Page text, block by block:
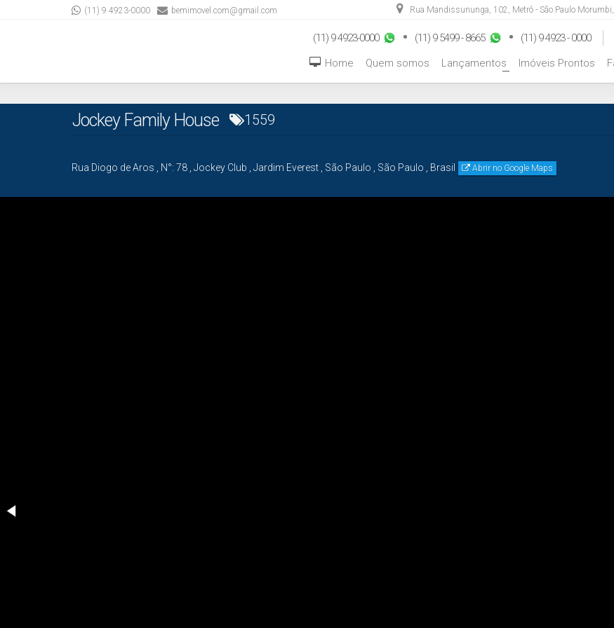
Rua Mandissununga, 102, Metrô - São Paulo Morumbi,
(11) 9 4923-0000 bemimovel.com@gmail.com
(11) 9 4923-0000 (11) 9 5499 - 8665 (11) 9 4923 - 0000
Imóveis Prontos
+
Lançamentos
Quem somos
Home
Jockey Family House 1559
Rua Diogo de Aros N°: 78 Jockey Club Jardim Everest São Paulo São Paulo Brasil Abrir no Google Maps